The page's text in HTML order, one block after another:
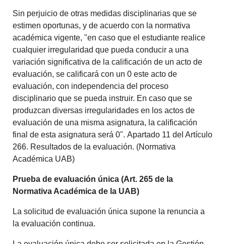
Sin perjuicio de otras medidas disciplinarias que se
estimen oportunas, y de acuerdo con la normativa
académica vigente, "en caso que el estudiante realice
cualquier irregularidad que pueda conducir a una
variación significativa de la calificación de un acto de
evaluación, se calificará con un 0 este acto de
evaluación, con independencia del proceso
disciplinario que se pueda instruir. En caso que se
produzcan diversas irregularidades en los actos de
evaluación de una misma asignatura, la calificación
final de esta asignatura será 0". Apartado 11 del Artículo
266. Resultados de la evaluación. (Normativa
Académica UAB)
Prueba de evaluación única (Art. 265 de la
Normativa Académica de la UAB)
La solicitud de evaluación única supone la renuncia a
la evaluación continua.